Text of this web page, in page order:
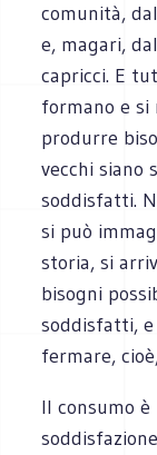
comunità,
e, magari,
capricci. E
formano e si
produrre
vecchi siano
soddisfatti.
si può
storia, si
bisogni
soddisfatti, e
fermare,
Il consumo